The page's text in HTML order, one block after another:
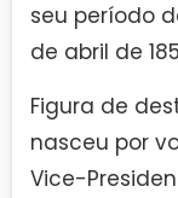
seu período
de abril de
Figura de
nasceu por
Vice-